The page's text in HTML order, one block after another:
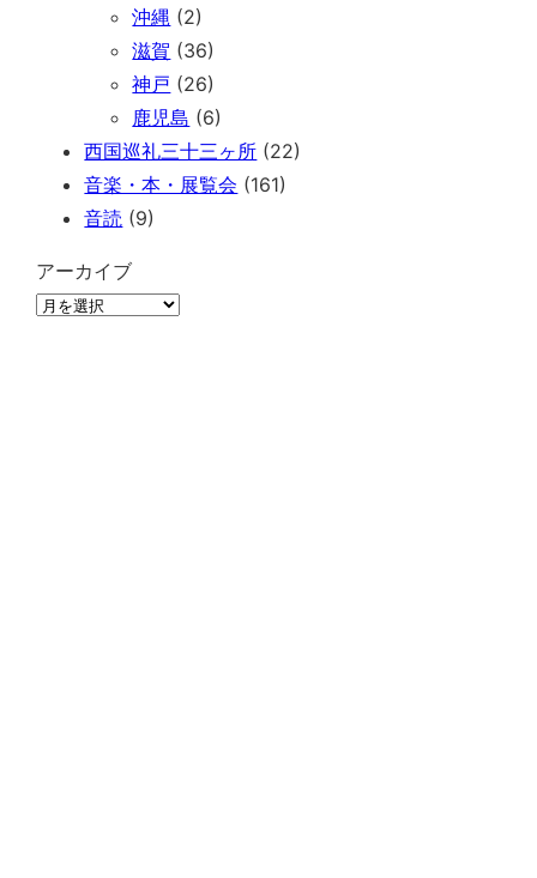
沖縄 (2)
滋賀 (36)
神戸 (26)
鹿児島 (6)
西国巡礼三十三ヶ所 (22)
音楽・本・展覧会 (161)
音読 (9)
アーカイブ